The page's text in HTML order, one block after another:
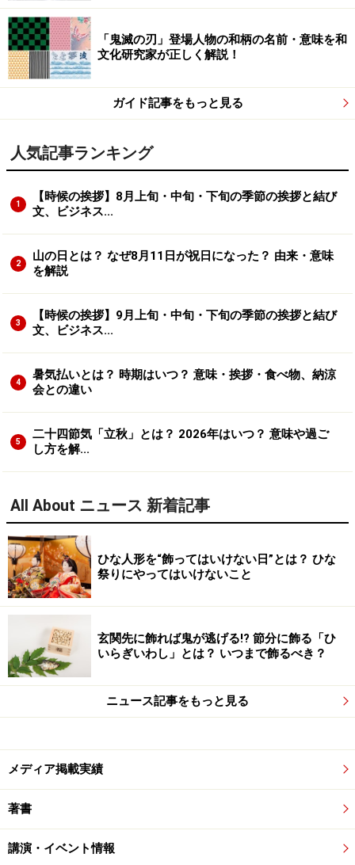
「鬼滅の刃」登場人物の和柄の名前・意味を和
文化研究家が正しく解説！
ガイド記事をもっと見る
人気記事ランキング
1
【時候の挨拶】8月上旬・中旬・下旬の季節の挨拶と結び
文、ビジネス...
2
山の日とは？ なぜ8月11日が祝日になった？ 由来・意味
を解説
3
【時候の挨拶】9月上旬・中旬・下旬の季節の挨拶と結び
文、ビジネス...
4
暑気払いとは？ 時期はいつ？ 意味・挨拶・食べ物、納涼
会との違い
5
二十四節気「立秋」とは？ 2026年はいつ？ 意味や過ご
し方を解...
All About ニュース 新着記事
ひな人形を“飾ってはいけない日”とは？ ひな
祭りにやってはいけないこと
玄関先に飾れば鬼が逃げる!? 節分に飾る「ひ
いらぎいわし」とは？ いつまで飾るべき？
ニュース記事をもっと見る
メディア掲載実績
著書
講演・イベント情報